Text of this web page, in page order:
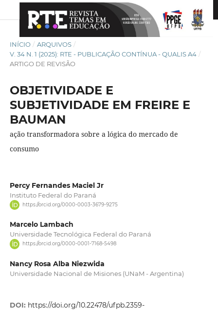
INÍCIO / ARQUIVOS /
V. 34 N. 1 (2025): RTE - PUBLICAÇÃO CONTÍNUA - QUALIS A4 /
ARTIGO DE REVISÃO
OBJETIVIDADE E
SUBJETIVIDADE EM FREIRE E
BAUMAN
ação transformadora sobre a lógica do mercado de
consumo
Percy Fernandes Maciel Jr
Instituto Federal do Paraná
https://orcid.org/0000-0003-3679-9275
Marcelo Lambach
Universidade Tecnológica Federal do Paraná
https://orcid.org/0000-0001-7168-5498
Nancy Rosa Alba Niezwida
Universidade Nacional de Misiones (UNaM - Argentina)
DOI: https://doi.org/10.22478/ufpb.2359-